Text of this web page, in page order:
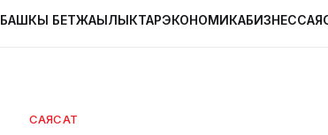
БАШКЫ БЕТЖАҢЫЛЫКТАРЭКОНОМИКАБИЗНЕС
САЯСАТ